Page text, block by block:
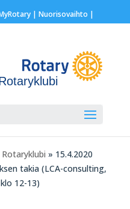
| Nuorisovaihto |
» 15.4.2020
takia (LCA-consulting,
12-13)